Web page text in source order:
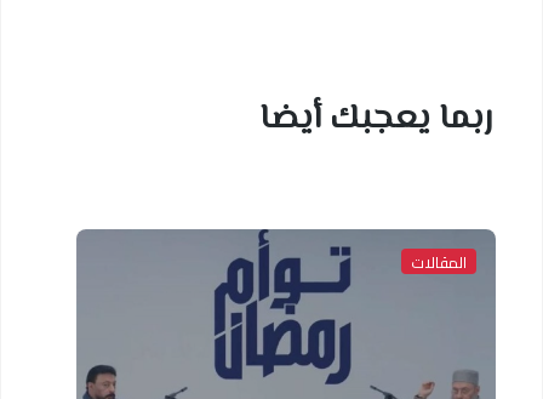
ربما يعجبك أيضا
المقالات